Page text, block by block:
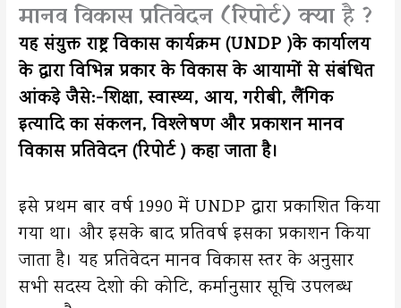
मानव विकास प्रतिवेदन (रिपोर्ट) क्या है ?
यह संयुक्त राष्ट्र विकास कार्यक्रम (UNDP )के कार्यालय
के द्वारा विभिन्न प्रकार के विकास के आयामों से संबंधित
आंकड़े जैसे:-शिक्षा, स्वास्थ्य, आय, गरीबी, लैंगिक
इत्यादि का संकलन, विश्लेषण और प्रकाशन मानव
विकास प्रतिवेदन (रिपोर्ट ) कहा जाता है।
इसे प्रथम बार वर्ष 1990 में UNDP द्वारा प्रकाशित किया
गया था। और इसके बाद प्रतिवर्ष इसका प्रकाशन किया
जाता है। यह प्रतिवेदन मानव विकास स्तर के अनुसार
सभी सदस्य देशो की कोटि, कर्मानुसार सूचि उपलब्ध